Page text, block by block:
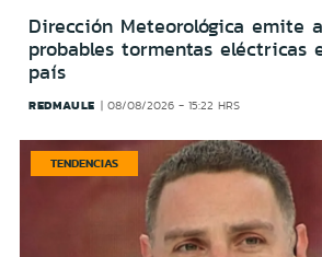
Dirección Meteorológica emite
probables tormentas eléctricas
país
REDMAULE 08/08/2026 - 15:22 HRS
TENDENCIAS